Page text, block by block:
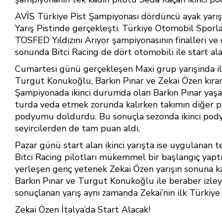
b
o
ok
e
st
s
A
p
p
e
AVİS Türkiye Pist Şampiyonası dördüncü ayak
Yarış Pistinde gerçekleşti. Türkiye Otomobil
TOSFED Yıldızını Arıyor şampiyonasının
sonunda Bitci Racing de dört otomobili ile start
Cumartesi günü gerçekleşen Maxi grup yarışında
Turgut Konukoğlu, Barkın Pınar ve Zekai Özen
Şampiyonada ikinci durumda olan Barkın Pınar
turda veda etmek zorunda kalırken takımın diğer
podyumu doldurdu. Bu sonuçla sezonda ikinci
seyircilerden de tam puan aldı.
Pazar günü start alan ikinci yarışta ise uygulanan
Bitci Racing pilotları mükemmel bir başlangıç
yerleşen genç yetenek Zekai Özen yarışın sonuna
Barkın Pınar ve Turgut Konukoğlu ile beraber
sonuçlanan yarış aynı zamanda Zekai’nin ilk
Zekai Özen İtalya’da Start Alacak!